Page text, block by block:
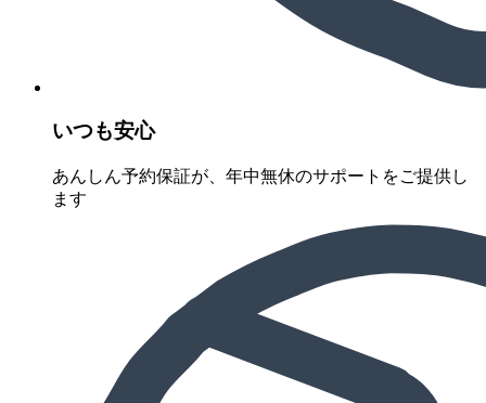
いつも安心
あんしん予約保証が、年中無休のサポートをご提供し
ます